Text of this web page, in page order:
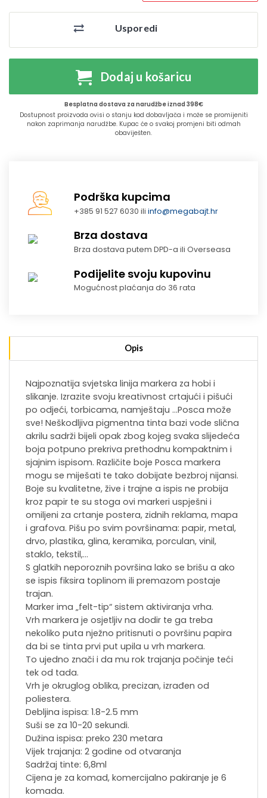
Usporedi
Dodaj u košaricu
Besplatna dostava za narudžbe iznad 398€
Dostupnost proizvoda ovisi o stanju kod dobavljača i može se promijeniti
nakon zaprimanja narudžbe. Kupac će o svakoj promjeni biti odmah
obaviješten.
Podrška kupcima
+385 91 527 6030 iliinfo@megabajt.hr
Brza dostava
Brza dostava putem DPD-a ili Overseasa
Podijelite svoju kupovinu
Mogućnost plaćanja do 36 rata
Opis
Najpoznatija svjetska linija markera za hobi i
slikanje. Izrazite svoju kreativnost crtajući i pišući
po odjeći, torbicama, namještaju …Posca može
sve! Neškodljiva pigmentna tinta bazi vode slična
akrilu sadrži bijeli opak zbog kojeg svaka slijedeća
boja potpuno prekriva prethodnu kompaktnim i
sjajnim ispisom. Različite boje Posca markera
mogu se miješati te tako dobijate bezbroj nijansi.
Boje su kvalitetne, žive i trajne a ispis ne probija
kroz papir te su stoga ovi markeri uspješni i
omiljeni za crtanje postera, zidnih reklama, mapa
i grafova. Pišu po svim površinama: papir, metal,
drvo, plastika, glina, keramika, porculan, vinil,
staklo, tekstil,…
S glatkih neporoznih površina lako se brišu a ako
se ispis fiksira toplinom ili premazom postaje
trajan.
Marker ima „felt-tip“ sistem aktiviranja vrha.
Vrh markera je osjetljiv na dodir te ga treba
nekoliko puta nježno pritisnuti o površinu papira
da bi se tinta prvi put upila u vrh markera.
To ujedno znači i da mu rok trajanja počinje teći
tek od tada.
Vrh je okruglog oblika, precizan, izrađen od
poliestera.
Debljina ispisa: 1.8-2.5 mm
Suši se za 10-20 sekundi.
Dužina ispisa: preko 230 metara
Vijek trajanja: 2 godine od otvaranja
Sadržaj tinte: 6,8ml
Cijena je za komad, komercijalno pakiranje je 6
komada.